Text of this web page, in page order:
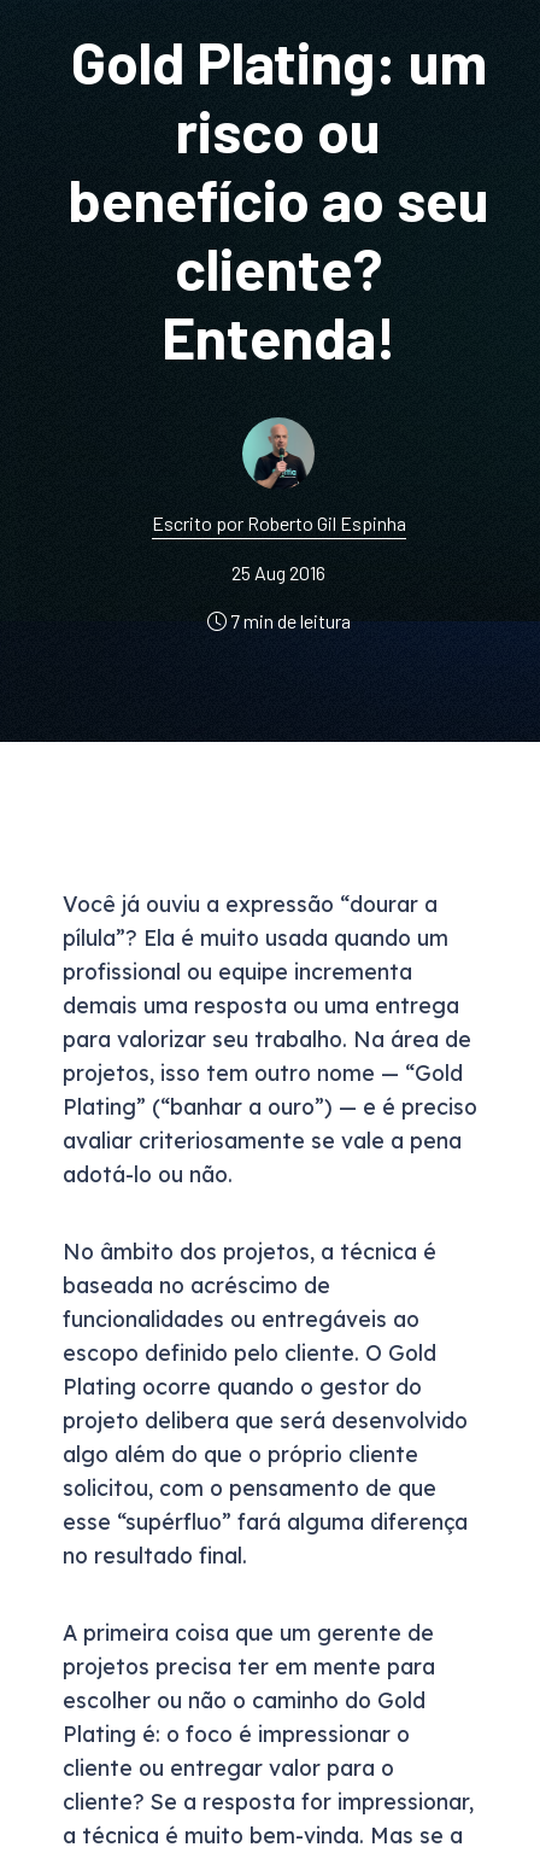
Gold Plating: um
risco ou
benefício ao seu
cliente?
Entenda!
Escrito por Roberto Gil Espinha
25 Aug 2016
7 min de leitura
Você já ouviu a expressão “dourar a
pílula”? Ela é muito usada quando um
profissional ou equipe incrementa
demais uma resposta ou uma entrega
para valorizar seu trabalho. Na área de
projetos, isso tem outro nome — “Gold
Plating” (“banhar a ouro”) — e é preciso
avaliar criteriosamente se vale a pena
adotá-lo ou não.
No âmbito dos projetos, a técnica é
baseada no acréscimo de
funcionalidades ou entregáveis ao
escopo definido pelo cliente. O Gold
Plating ocorre quando o gestor do
projeto delibera que será desenvolvido
algo além do que o próprio cliente
solicitou, com o pensamento de que
esse “supérfluo” fará alguma diferença
no resultado final.
A primeira coisa que um gerente de
projetos precisa ter em mente para
escolher ou não o caminho do Gold
Plating é: o foco é impressionar o
cliente ou entregar valor para o
cliente? Se a resposta for impressionar,
a técnica é muito bem-vinda. Mas se a